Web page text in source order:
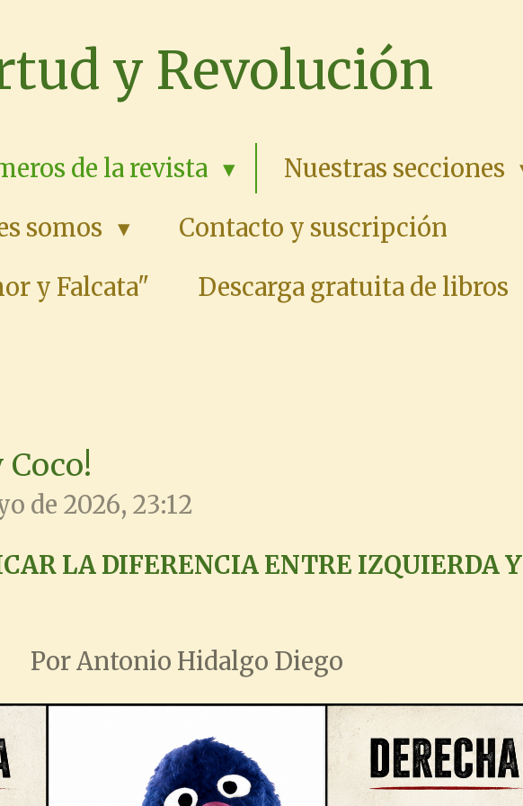
y Revolución
de la revista
Nuestras secciones
somos
Contacto y suscripción
y Falcata"
Descarga gratuita de libros
Coco!
de 2026, 23:12
LA DIFERENCIA ENTRE IZQUIERDA Y
Por Antonio Hidalgo Diego